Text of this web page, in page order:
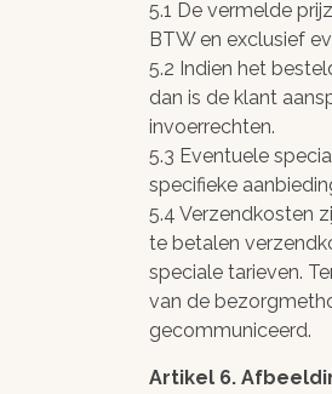
5.1 De vermelde
BTW en exclusief
5.2 Indien het
dan is de klant
invoerrechten.
5.3 Eventuele
specifieke
5.4 Verzendkosten
te betalen
speciale tarieven.
van de
gecommuniceerd.
Artikel 6.